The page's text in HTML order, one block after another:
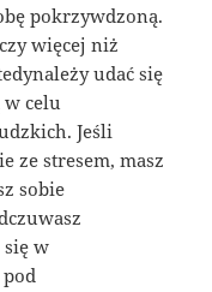
pokrzywdzoną.
więcej niż
udać się
celu
Jeśli
ze stresem, masz
sobie
w